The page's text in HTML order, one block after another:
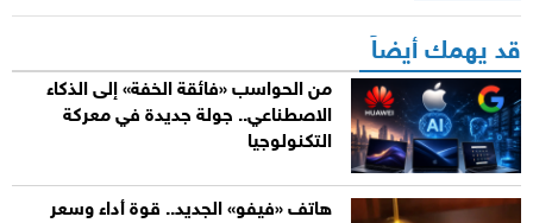
قد يهمك أيضاً
من الحواسب «فائقة الخفة» إلى الذكاء
الاصطناعي.. جولة جديدة في معركة
التكنولوجيا
هاتف «فيفو» الجديد.. قوة أداء وسعر